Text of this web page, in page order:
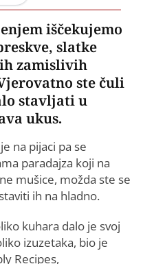
iščekujemo
slatke
zamislivih
ste čuli
stavljati u
ukus.
na pijaci pa se
paradajza koji na
mušice, možda ste se
ih na hladno.
kuhara dalo je svoj
izuzetaka, bio je
Recipes,